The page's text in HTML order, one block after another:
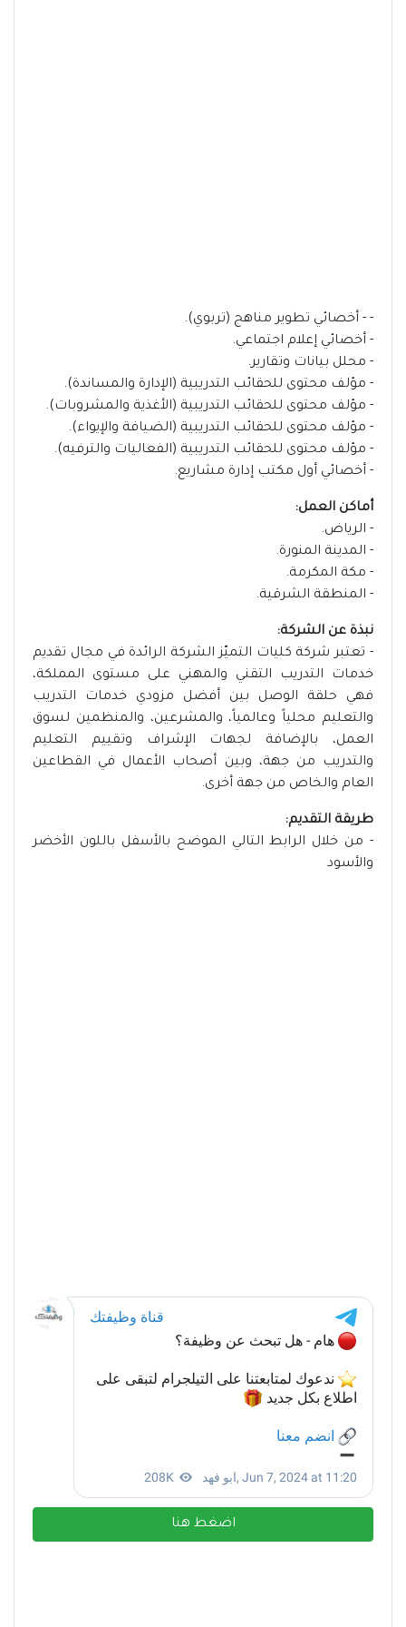
- - أخصائي تطوير مناهج (تربوي).
- أخصائي إعلام اجتماعي.
- محلل بيانات وتقارير.
- مؤلف محتوى للحقائب التدريبية (الإدارة والمساندة).
- مؤلف محتوى للحقائب التدريبية (الأغذية والمشروبات).
- مؤلف محتوى للحقائب التدريبية (الضيافة والإيواء).
- مؤلف محتوى للحقائب التدريبية (الفعاليات والترفيه).
- أخصائي أول مكتب إدارة مشاريع.
أماكن العمل:
- الرياض.
- المدينة المنورة.
- مكة المكرمة.
- المنطقة الشرقية.
نبذة عن الشركة:
- تعتبر شركة كليات التميّز الشركة الرائدة في مجال تقديم
خدمات التدريب التقني والمهني على مستوى المملكة،
فهي حلقة الوصل بين أفضل مزودي خدمات التدريب
والتعليم محلياً وعالمياً، والمشرعين، والمنظمين لسوق
العمل، بالإضافة لجهات الإشراف وتقييم التعليم
والتدريب من جهة، وبين أصحاب الأعمال في القطاعين
العام والخاص من جهة أخرى.
طريقة التقديم:
- من خلال الرابط التالي الموضح بالأسفل باللون الأخضر
والأسود
اضغط هنا